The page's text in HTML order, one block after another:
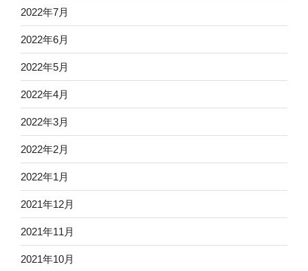
2022年7月
2022年6月
2022年5月
2022年4月
2022年3月
2022年2月
2022年1月
2021年12月
2021年11月
2021年10月